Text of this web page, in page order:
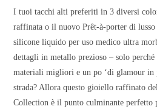
I tuoi tacchi alti preferiti in 3 diversi
raffinata o il nuovo Prêt-à-porter di
silicone liquido per uso medico ultra
dettagli in metallo prezioso – solo
materiali migliori e un po ‘di glamour in
strada? Allora questo gioiello raffinato
Collection è il punto culminante perfetto